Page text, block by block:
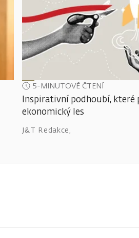
5-MINUTOVÉ ČTENÍ
Inspirativní podhoubí, které
ekonomický les
J&T Redakce,